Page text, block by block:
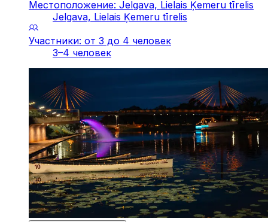
Местоположение: Jelgava, Lielais Ķemeru tīrelis
Jelgava, Lielais Ķemeru tīrelis
Участники: от 3 до 4 человек
3–4 человек